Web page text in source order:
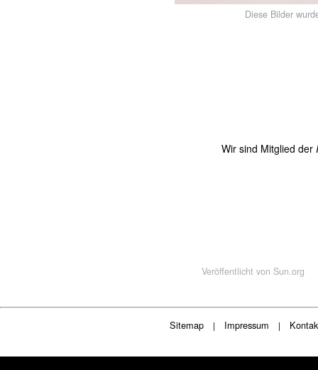
Diese Bilder
Wir sind Mitglied der
Veröffentlicht von Sun.org
Sitemap | Impressum |